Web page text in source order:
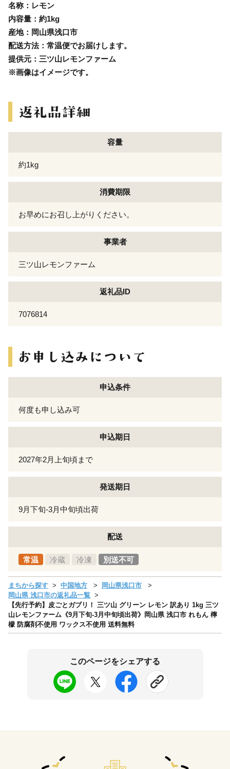
名称：レモン
内容量：約1kg
産地：岡山県浅口市
配送方法：常温便でお届けします。
提供元：三ツ山レモンファーム
※画像はイメージです。
容量
約1kg
消費期限
お早めにお召し上がりください。
事業者
三ツ山レモンファーム
返礼品ID
7076814
申込条件
何度も申し込み可
申込期日
2027年2月上旬頃まで
発送期日
9月下旬-3月中旬頃出荷
配送
常温 冷蔵 冷凍 別送不可
まちから探す 中国地方
岡山県浅口市
岡山県 浅口市の返礼品一覧
【先行予約】皮ごとガブリ！ 三ツ山 グリーン レモン 訳あり 1kg 三ツ
山レモンファーム《9月下旬-3月中旬頃出荷》岡山県 浅口市 れもん 檸
檬 防腐剤不使用 ワックス不使用 送料無料
このページをシェアする